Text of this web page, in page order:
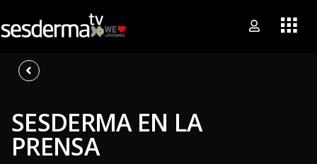
SESDERMA EN LA
PRENSA